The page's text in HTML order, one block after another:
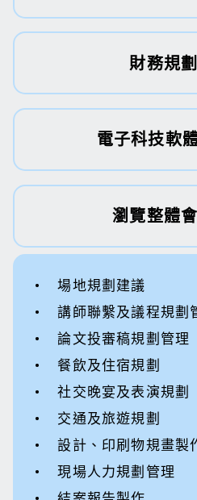
財務規
電子科技軟
瀏覽整體
• 場地規劃建議
• 講師聯繫及議程規劃
• 論文投審稿規劃管理
• 餐飲及住宿規劃
• 社交晚宴及表演規劃
• 交通及旅遊規劃
• 設計、印刷物規畫製
• 現場人力規劃管理